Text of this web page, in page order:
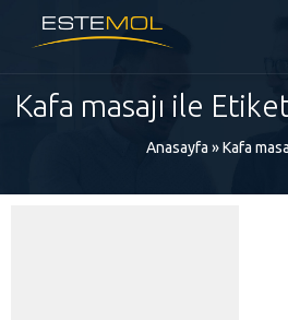
Kafa masajı ile
Anasayfa »Kafa